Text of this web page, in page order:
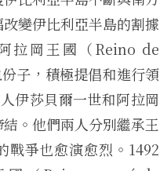
變伊比利亞半島的割據
拉岡王國（Reino de
子，積極提倡和進行領
伊莎貝爾一世和阿拉岡
。他們兩人分別繼承王
戰爭也愈演愈烈。1492